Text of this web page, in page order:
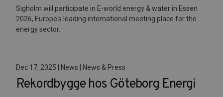
Sigholm will participate in E-world energy & water in Essen
2026, Europe's leading international meeting place for the
energy sector.
Dec 17, 2025 | News | News & Press
Rekordbygge hos Göteborg Energi